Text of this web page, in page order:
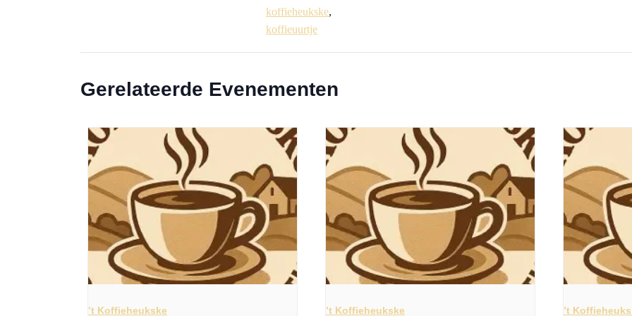
koffieheukske,
koffieuurtje
Gerelateerde Evenementen
’t Koffieheukske ’t Koffieheukske ’t